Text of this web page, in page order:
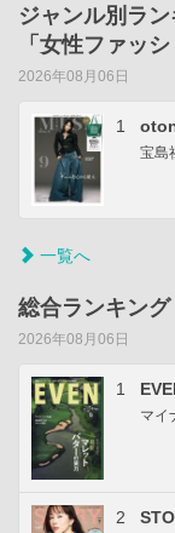
ジャンル別ラ
「女性ファッシ
2026年08月06日
1
宝島
一覧へ
総合ランキング
2026年08月06日
1
マイ
2